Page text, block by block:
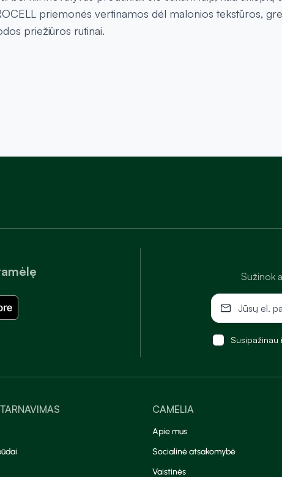
priemonės vertinamos dėl malonios tekstūros,
priežiūros rutinai.
Sužinok
CAMELIA
Apie mus
Socialinė atsakomybė
Vaistinės